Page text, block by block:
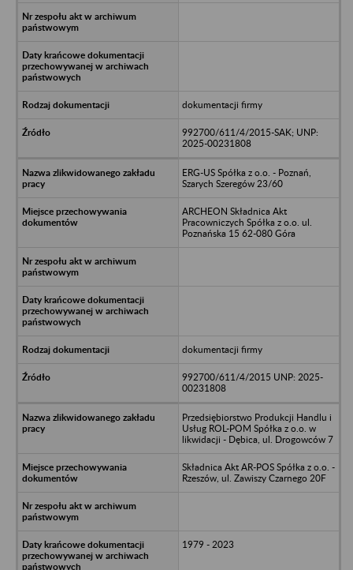
dokumentacji firmy
992700/611/4/2015-SAK; UNP:
2025-00231808
ERG-US Spółka z o.o. - Poznań,
Szarych Szeregów 23/60
ARCHEON Składnica Akt
Pracowniczych Spółka z o.o. ul.
Poznańska 15 62-080 Góra
dokumentacji firmy
992700/611/4/2015 UNP: 2025-
00231808
Przedsiębiorstwo Produkcji Handlu i
Usług ROL-POM Spółka z o.o. w
likwidacji - Dębica, ul. Drogowców 7
Składnica Akt AR-POS Spółka z o.o. -
Rzeszów, ul. Zawiszy Czarnego 20F
1979 - 2023